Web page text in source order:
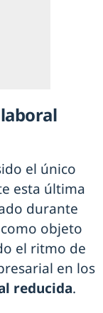
el único
esta última
durante
objeto
el ritmo de
en los
reducida.